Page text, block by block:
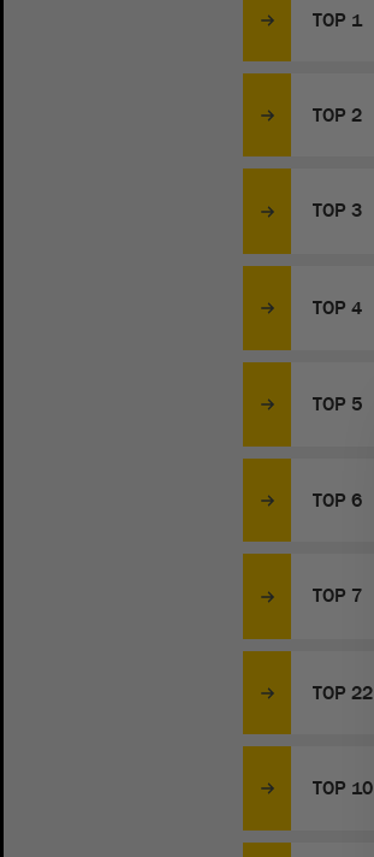
TOP 1
TOP 2
TOP 3
TOP 4
TOP 5
TOP 6
TOP 7
TOP 22
TOP 10